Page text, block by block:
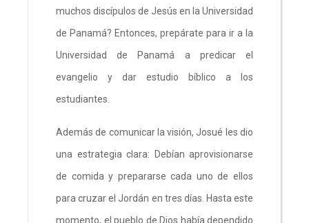
muchos discípulos de Jesús en la Universidad
de Panamá? Entonces, prepárate para ir a la
Universidad de Panamá a predicar el
evangelio y dar estudio bíblico a los
estudiantes.
Además de comunicar la visión, Josué les dio
una estrategia clara: Debían aprovisionarse
de comida y prepararse cada uno de ellos
para cruzar el Jordán en tres días. Hasta este
momento, el pueblo de Dios había dependido